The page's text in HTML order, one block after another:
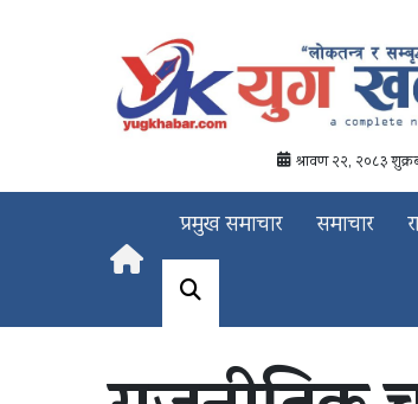
श्रावण २२, २०८३
प्रमुख समाचार समाचार